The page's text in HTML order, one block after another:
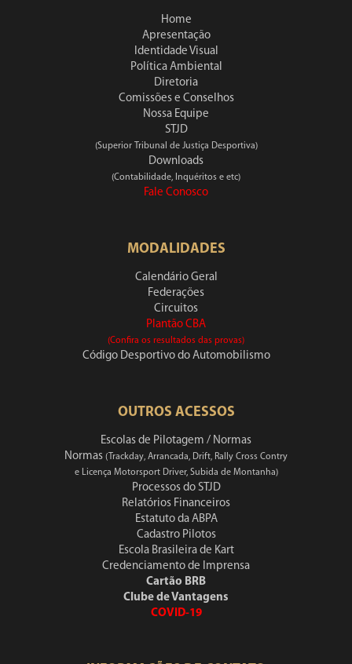
Home
Apresentação
Identidade Visual
Política Ambiental
Diretoria
Comissões e Conselhos
Nossa Equipe
STJD
(Superior Tribunal de Justiça Desportiva)
Downloads
(Contabilidade, Inquéritos e etc)
Fale Conosco
MODALIDADES
Calendário Geral
Federações
Circuitos
Plantão CBA
(Confira os resultados das provas)
Código Desportivo do Automobilismo
OUTROS ACESSOS
Escolas de Pilotagem / Normas
Normas (Trackday, Arrancada, Drift, Rally Cross Contry
e Licença Motorsport Driver, Subida de Montanha)
Processos do STJD
Relatórios Financeiros
Estatuto da ABPA
Cadastro Pilotos
Escola Brasileira de Kart
Credenciamento de Imprensa
Cartão BRB
Clube de Vantagens
COVID-19